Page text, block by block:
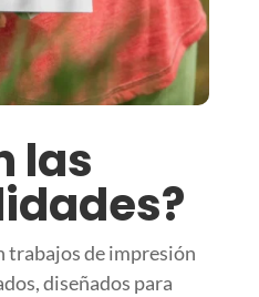
las
trabajos de impresión
diseñados para